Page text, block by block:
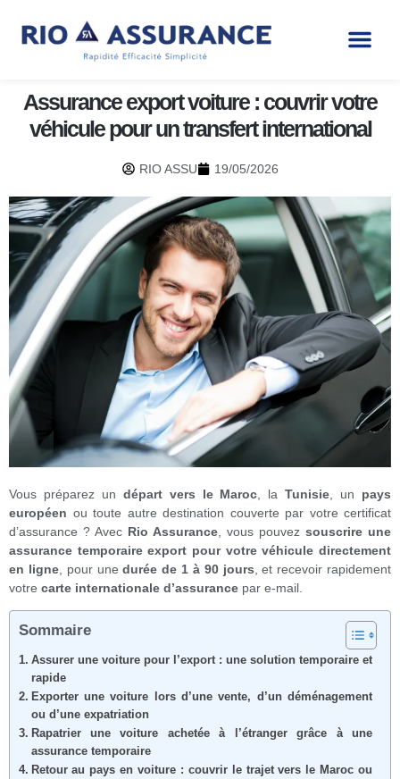
Assurance export voiture : couvrir votre
véhicule pour un transfert international
RIO ASSU 19/05/2026
Vous préparez un départ vers le Maroc , laTunisie , un pays
européen ou toute autre destination couverte par votre certificat
d’assurance ? Avec Rio Assurance , vous pouvez souscrire une
assurance temporaire export pour votre véhicule directement
en ligne, pour unedurée de 1 à 90 jours , et recevoir rapidement
votre carte internationale d’assurance par e-mail.
Sommaire
Assurer une voiture pour l’export : une solution temporaire et
rapide
Exporter une voiture lors d’une vente, d’un déménagement
ou d’une expatriation
Rapatrier une voiture achetée à l’étranger grâce à une
assurance temporaire
Retour au pays en voiture : couvrir le trajet vers le Maroc ou